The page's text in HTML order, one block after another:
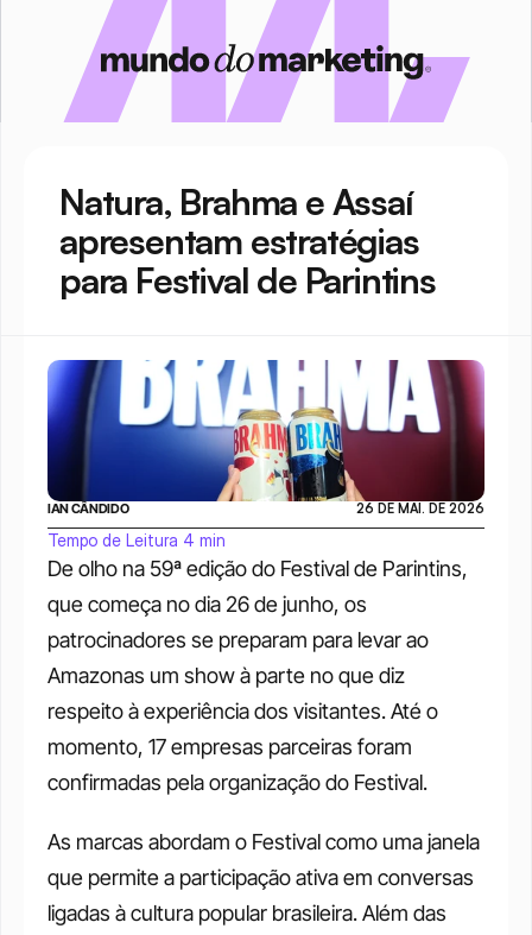
Natura, Brahma e Assaí
apresentam estratégias
para Festival de Parintins
De olho na 59ª edição do Festival de Parintins,
que começa no dia 26 de junho, os
patrocinadores se preparam para levar ao
Amazonas um show à parte no que diz
respeito à experiência dos visitantes. Até o
momento, 17 empresas parceiras foram
confirmadas pela organização do Festival.
As marcas abordam o Festival como uma janela
que permite a participação ativa em conversas
ligadas à cultura popular brasileira. Além das
IAN CÂNDIDO 26 DE MAI. DE 2026
Tempo de Leitura 4 min